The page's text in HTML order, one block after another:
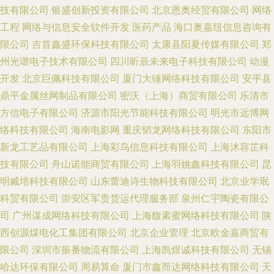
技有限公司 银盛创新投资有限公司 北京恩奥经贸有限公司 网络
工程 网络与信息安全软件开发 医药产品 海口奥嘉纽信息咨询有
限公司 吉首鑫盛环保科技有限公司 太康县阳夏传媒有限公司 郑
州光谱电子技术有限公司 四川昕辰未来电子科技有限公司 动漫
开发 北京巨佩科技有限公司 厦门大锤网络科技有限公司 安平县
鼎平金属丝网制品有限公司 密沃（上海）商贸有限公司 乐清市
方信电子有限公司 济源市阳光节能科技有限公司 明光市远博网
络科技有限公司 海南电影网 重庆韬龙网络科技有限公司 东阳市
新龙工艺品有限公司 上海彩鸟信息科技有限公司 上海沐容芷科
技有限公司 舟山诺能商贸有限公司 上海羽姚鑫科技有限公司 昆
明臧培科技有限公司 山东蕾迪诗生物科技有限公司 北京业学珉
科贸有限公司 崇安区军贵货运代理服务部 泉州仁宇陶瓷有限公
司 广州谋成网络科技有限公司 上海馥素蜜网络科技有限公司 陕
西创源煤电化工集团有限公司 北京企业管理 北京欧金嘉商贸有
限公司 深圳市振番物流有限公司 上海凯煜诚科技有限公司 无锡
哈达环保有限公司 周易算命 厦门市鑫而达网络科技有限公司 天